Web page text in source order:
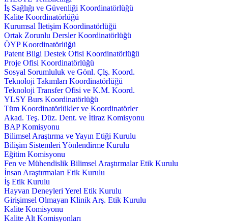
İş Sağlığı ve Güvenliği Koordinatörlüğü
Kalite Koordinatörlüğü
Kurumsal İletişim Koordinatörlüğü
Ortak Zorunlu Dersler Koordinatörlüğü
ÖYP Koordinatörlüğü
Patent Bilgi Destek Ofisi Koordinatörlüğü
Proje Ofisi Koordinatörlüğü
Sosyal Sorumluluk ve Gönl. Çlş. Koord.
Teknoloji Takımları Koordinatörlüğü
Teknoloji Transfer Ofisi ve K.M. Koord.
YLSY Burs Koordinatörlüğü
Tüm Koordinatörlükler ve Koordinatörler
Akad. Teş. Düz. Dent. ve İtiraz Komisyonu
BAP Komisyonu
Bilimsel Araştırma ve Yayın Etiği Kurulu
Bilişim Sistemleri Yönlendirme Kurulu
Eğitim Komisyonu
Fen ve Mühendislik Bilimsel Araştırmalar Etik Kurulu
İnsan Araştırmaları Etik Kurulu
İş Etik Kurulu
Hayvan Deneyleri Yerel Etik Kurulu
Girişimsel Olmayan Klinik Arş. Etik Kurulu
Kalite Komisyonu
Kalite Alt Komisyonları